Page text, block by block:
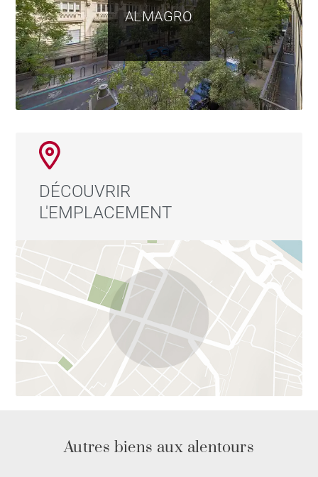
ALMAGRO
DÉCOUVRIR
L'EMPLACEMENT
Autres biens aux alentours